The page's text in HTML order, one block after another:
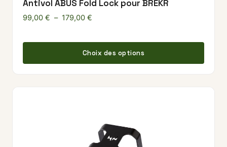
Antivol ABUS Fold Lock pour BREKR
99,00 € – 179,00 €
Choix des options
Ce